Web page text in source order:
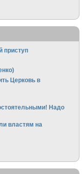
приступ
Церковь в
Надо
властям на